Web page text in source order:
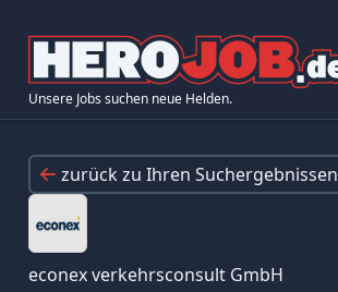
Unsere Jobs suchen neue Helden.
zurück zu Ihren Suchergebnissen
econex verkehrsconsult GmbH